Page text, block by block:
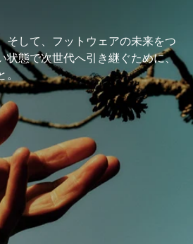
そして、フットウェアの未来をつ
状態で次世代へ引き継ぐために、
。